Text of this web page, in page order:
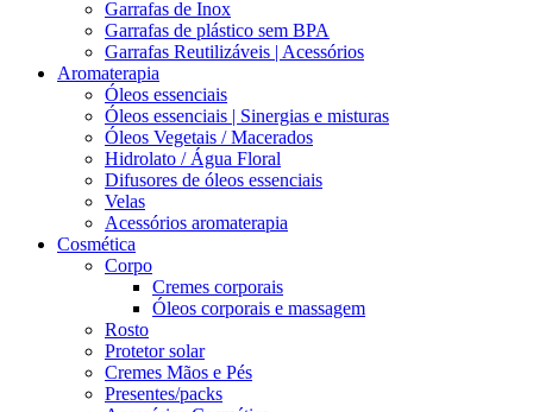
Garrafas de Inox
Garrafas de plástico sem BPA
Garrafas Reutilizáveis | Acessórios
Aromaterapia
Óleos essenciais
Óleos essenciais | Sinergias e misturas
Óleos Vegetais / Macerados
Hidrolato / Água Floral
Difusores de óleos essenciais
Velas
Acessórios aromaterapia
Cosmética
Corpo
Cremes corporais
Óleos corporais e massagem
Rosto
Protetor solar
Cremes Mãos e Pés
Presentes/packs